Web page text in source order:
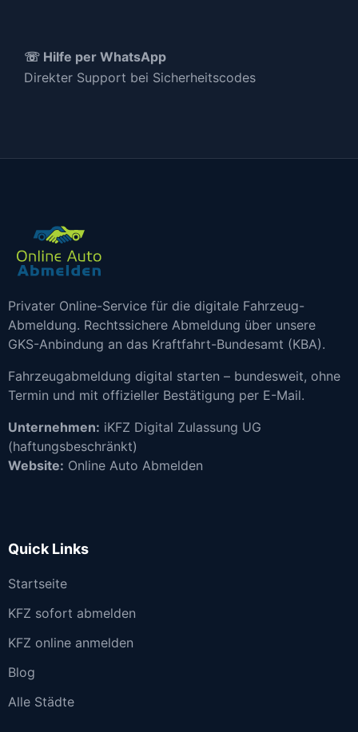
☏ Hilfe per WhatsApp
Direkter Support bei Sicherheitscodes
Privater Online-Service für die digitale Fahrzeug-
Abmeldung. Rechtssichere Abmeldung über unsere
GKS-Anbindung an das Kraftfahrt-Bundesamt (KBA).
Fahrzeugabmeldung digital starten – bundesweit, ohne
Termin und mit offizieller Bestätigung per E-Mail.
Unternehmen: iKFZ Digital Zulassung UG
(haftungsbeschränkt)
Website: Online Auto Abmelden
Quick Links
Startseite
KFZ sofort abmelden
KFZ online anmelden
Blog
Alle Städte